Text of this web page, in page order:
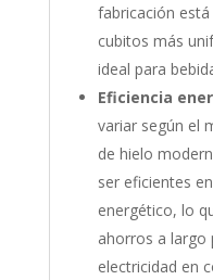
fabricación
cubitos más
ideal para
Eficiencia
variar según el
de hielo
ser eficientes
energético, lo
ahorros a largo
electricidad en